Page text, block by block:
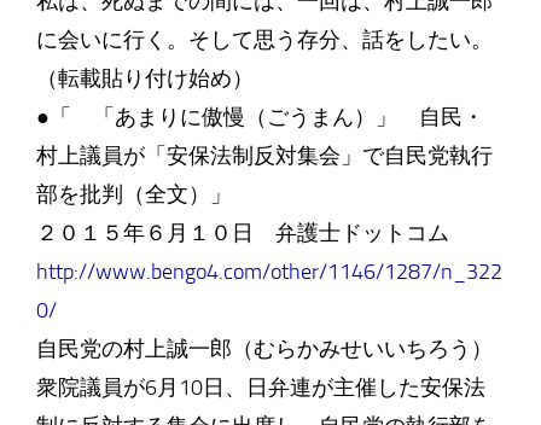
に会いに行く。そして思う存分、話をしたい。
（転載貼り付け始め）
●「 「あまりに傲慢（ごうまん）」 自民・
村上議員が「安保法制反対集会」で自民党執行
部を批判（全文）」
２０１５年６月１０日 弁護士ドットコム
http://www.bengo4.com/other/1146/1287/n_322
0/
自民党の村上誠一郎（むらかみせいいちろう）
衆院議員が6月10日、日弁連が主催した安保法